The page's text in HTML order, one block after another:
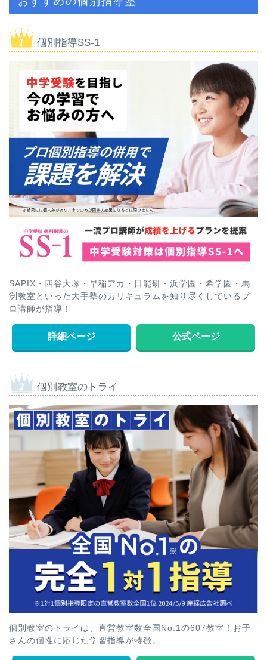
個別指導SS-1
SAPIX・四谷大塚・早稲アカ・日能研・浜学園・希学園・馬
渕教室といった大手塾のカリキュラムを知り尽くしているプ
ロ講師が指導！
詳細ページ 公式ページ
個別教室のトライ
個別教室のトライは、直営教室数全国No.1の607教室！お子
さんの個性に応じた学習指導が特徴。